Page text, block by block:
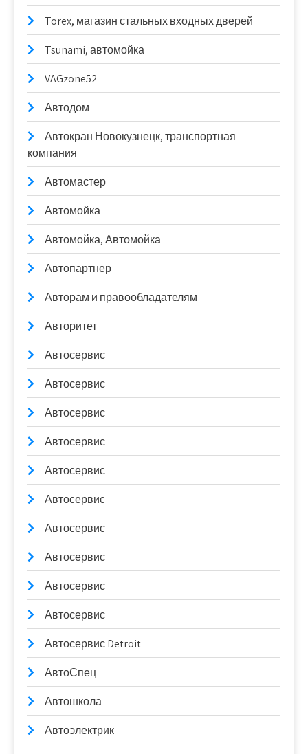
Torex, магазин стальных входных дверей
Tsunami, автомойка
VAGzone52
Автодом
Автокран Новокузнецк, транспортная
компания
Автомастер
Автомойка
Автомойка, Автомойка
Автопартнер
Авторам и правообладателям
Авторитет
Автосервис
Автосервис
Автосервис
Автосервис
Автосервис
Автосервис
Автосервис
Автосервис
Автосервис
Автосервис
Автосервис Detroit
АвтоСпец
Автошкола
Автоэлектрик